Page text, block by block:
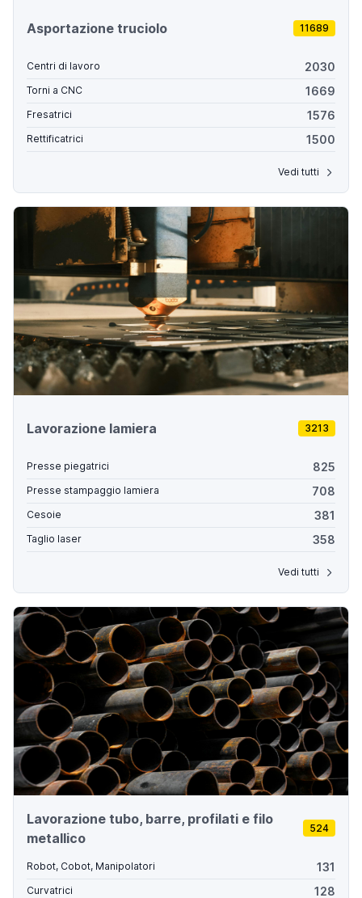
Asportazione truciolo 11689
Centri di lavoro 2030
Torni a CNC 1669
Fresatrici 1576
Rettificatrici 1500
Vedi tutti
Lavorazione lamiera 3213
Presse piegatrici 825
Presse stampaggio lamiera 708
Cesoie 381
Taglio laser 358
Vedi tutti
Lavorazione tubo, barre, profilati e filo
metallico
524
Robot, Cobot, Manipolatori 131
Curvatrici 128